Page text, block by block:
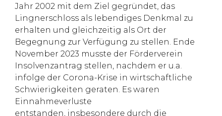
Jahr 2002 mit dem Ziel gegründet, das
Lingnerschloss als lebendiges Denkmal zu
erhalten und gleichzeitig als Ort der
Begegnung zur Verfügung zu stellen. Ende
November 2023 musste der Förderverein
Insolvenzantrag stellen, nachdem er u.a.
infolge der Corona-Krise in wirtschaftliche
Schwierigkeiten geraten. Es waren
Einnahmeverluste
entstanden, insbesondere durch die